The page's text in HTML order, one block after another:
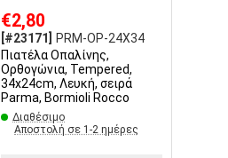
€2,80
[#23171]
PRM-OP-24X34
Πιατέλα Οπαλίνης,
Ορθογώνια, Tempered,
34x24cm, Λευκή, σειρά
Parma, Bormioli Rocco
Διαθέσιμο
Αποστολή σε 1-2 ημέρες